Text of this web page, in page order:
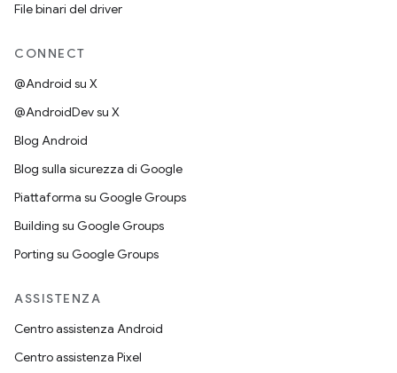
File binari del driver
CONNECT
@Android su X
@AndroidDev su X
Blog Android
Blog sulla sicurezza di Google
Piattaforma su Google Groups
Building su Google Groups
Porting su Google Groups
ASSISTENZA
Centro assistenza Android
Centro assistenza Pixel